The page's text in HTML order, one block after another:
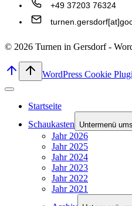
+49 37203 76324
© 2026 Turnen in Gersdorf -
WordPress Cookie
Startseite
Schaukasten
Untermenü
Jahr 2026
Jahr 2025
Jahr 2024
Jahr 2023
Jahr 2022
Jahr 2021